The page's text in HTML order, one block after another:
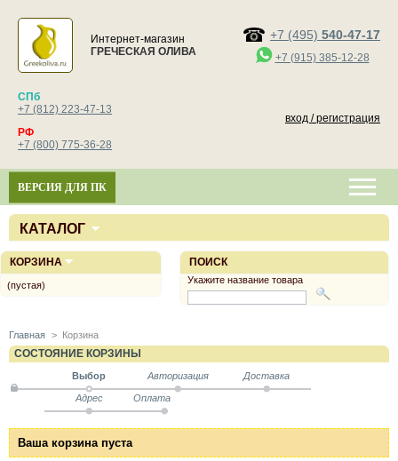
Интернет-магазин
ГРЕЧЕСКАЯ ОЛИВА
+7 (495) 540-47-17
+7 (915) 385-12-28
СПб
+7 (812) 223-47-13
РФ
+7 (800) 775-36-28
вход / регистрация
ВЕРСИЯ ДЛЯ ПК
КАТАЛОГ
Главная > Корзина
СОСТОЯНИЕ КОРЗИНЫ
Выбор Авторизация Доставка
Адрес Оплата
Ваша корзина пуста
ПОИСК
Укажите название товара
КОРЗИНА
(пустая)